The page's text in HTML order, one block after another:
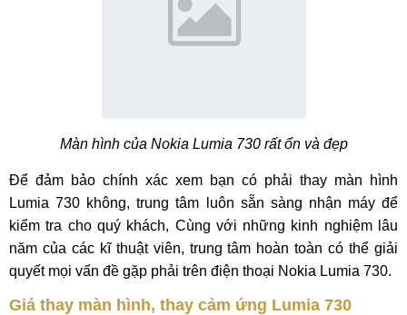
Màn hình của Nokia Lumia 730 rất ổn và đẹp
Để đảm bảo chính xác xem bạn có phải thay màn hình
Lumia 730 không, trung tâm luôn sẵn sàng nhận máy để
kiểm tra cho quý khách, Cùng với những kinh nghiệm lâu
năm của các kĩ thuật viên, trung tâm hoàn toàn có thể giải
quyết mọi vấn đề gặp phải trên điện thoại Nokia Lumia 730.
Giá thay màn hình, thay cảm ứng Lumia 730